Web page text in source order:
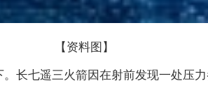
【资料图】
长七遥三火箭因在射前发现一处压